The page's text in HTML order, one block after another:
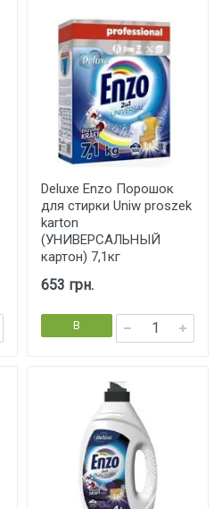
Deluxe Enzo Порошок
для стирки Uniw proszek
karton
(УНИВЕРСАЛЬНЫЙ
картон) 7,1кг
653 грн.
В
корзину